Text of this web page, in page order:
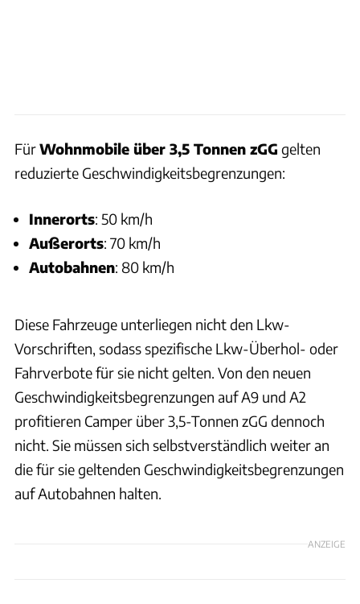
FürWohnmobile über 3,5 Tonnen zGG gelten
reduzierte Geschwindigkeitsbegrenzungen:
Innerorts: 50 km/h
Außerorts: 70 km/h
Autobahnen: 80 km/h
Diese Fahrzeuge unterliegen nicht den Lkw-
Vorschriften, sodass spezifische Lkw-Überhol- oder
Fahrverbote für sie nicht gelten. Von den neuen
Geschwindigkeitsbegrenzungen auf A9 und A2
profitieren Camper über 3,5-Tonnen zGG dennoch
nicht. Sie müssen sich selbstverständlich weiter an
die für sie geltenden Geschwindigkeitsbegrenzungen
auf Autobahnen halten.
ANZEIGE